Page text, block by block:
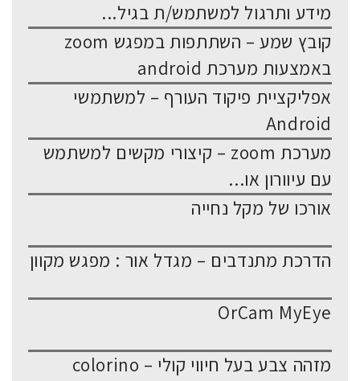
מידע ותרגול למשתמש/ת בגיל...
קובץ שמע – השתתפות במפגש zoom
באמצעות מערכת android
אפליקציית פיקוד העורף – למשתמשי
Android
מערכת zoom – קיצורי מקשים למשתמש
עם עיוורון או...
אורכו של מקל נחייה
הדרכת מתנדבים – מגדל אור : מפגש מקוון
OrCam MyEye
מזהה צבע בעל חיווי קולי – colorino